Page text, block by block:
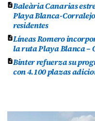
Baleària Canarias
Playa Blanca-
residentes
Líneas Romero
la ruta Playa Blanca –
Binter refuerza su
con 4.100 plazas